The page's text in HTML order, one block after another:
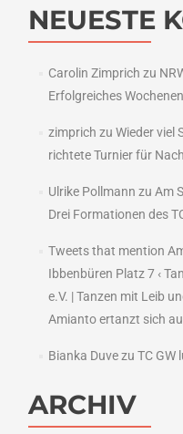
NEUESTE
Carolin Zimprich zu
Erfolgreiches
zimprich zu Wieder viel
richtete Turnier für
Ulrike Pollmann zu Am
Drei Formationen des
Tweets that mention
Ibbenbüren Platz 7 ‹
e.V. | Tanzen mit Leib
Amianto ertanzt sich
Bianka Duvezu TC GW
ARCHIV